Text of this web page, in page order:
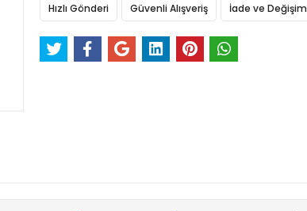
Hızlı Gönderi Güvenli Alışveriş İade ve Değişim